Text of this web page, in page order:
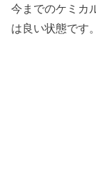
今までのケミカ
は良い状態です。